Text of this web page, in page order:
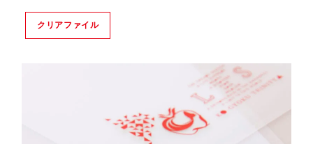
クリアファイル